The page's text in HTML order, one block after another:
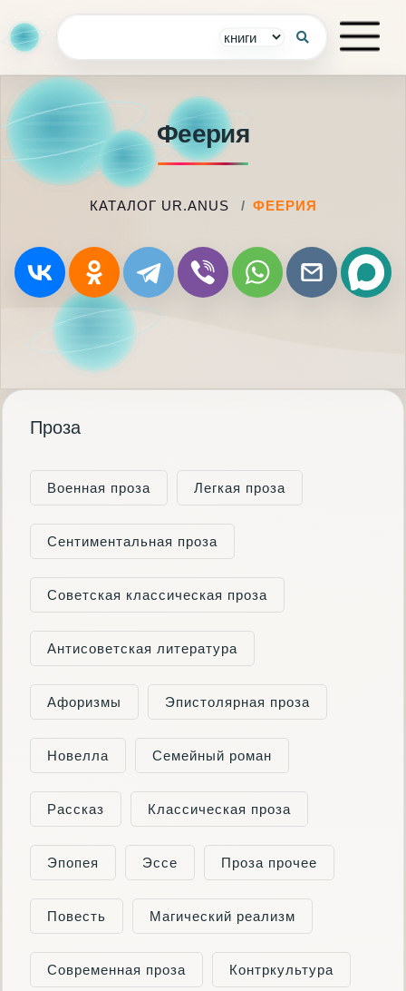
Феерия
КАТАЛОГ UR.ANUS ФЕЕРИЯ
Проза
Военная проза Легкая проза
Сентиментальная проза
Советская классическая проза
Антисоветская литература
Афоризмы Эпистолярная проза
Новелла Семейный роман
Рассказ Классическая проза
Эпопея Эссе Проза прочее
Повесть Магический реализм
Современная проза Контркультура